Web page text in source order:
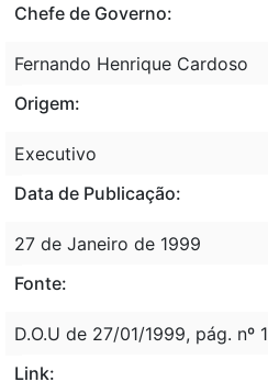
Chefe de Governo:
Fernando Henrique Cardoso
Origem:
Executivo
Data de Publicação:
27 de Janeiro de 1999
Fonte:
D.O.U de 27/01/1999, pág. nº 1
Link: